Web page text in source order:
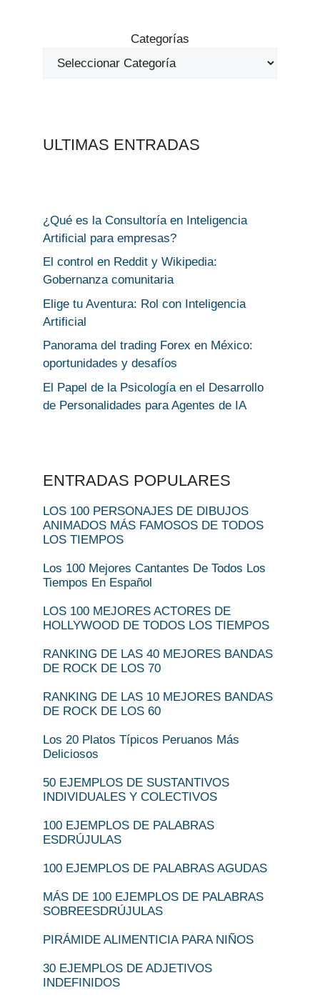
Categorías
ULTIMAS ENTRADAS
¿Qué es la Consultoría en Inteligencia
Artificial para empresas?
El control en Reddit y Wikipedia:
Gobernanza comunitaria
Elige tu Aventura: Rol con Inteligencia
Artificial
Panorama del trading Forex en México:
oportunidades y desafíos
El Papel de la Psicología en el Desarrollo
de Personalidades para Agentes de IA
ENTRADAS POPULARES
LOS 100 PERSONAJES DE DIBUJOS
ANIMADOS MÁS FAMOSOS DE TODOS
LOS TIEMPOS
Los 100 Mejores Cantantes De Todos Los
Tiempos En Español
LOS 100 MEJORES ACTORES DE
HOLLYWOOD DE TODOS LOS TIEMPOS
RANKING DE LAS 40 MEJORES BANDAS
DE ROCK DE LOS 70
RANKING DE LAS 10 MEJORES BANDAS
DE ROCK DE LOS 60
Los 20 Platos Típicos Peruanos Más
Deliciosos
50 EJEMPLOS DE SUSTANTIVOS
INDIVIDUALES Y COLECTIVOS
100 EJEMPLOS DE PALABRAS
ESDRÚJULAS
100 EJEMPLOS DE PALABRAS AGUDAS
MÁS DE 100 EJEMPLOS DE PALABRAS
SOBREESDRÚJULAS
PIRÁMIDE ALIMENTICIA PARA NIÑOS
30 EJEMPLOS DE ADJETIVOS
INDEFINIDOS